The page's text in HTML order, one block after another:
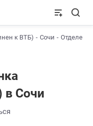
к ВТБ) Сочи
в Сочи